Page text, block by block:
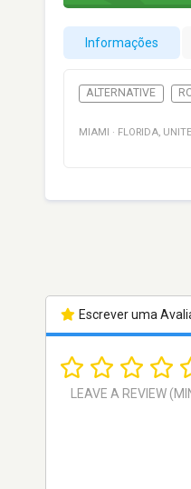
Informações
ALTERNATIVE
MIAMI · FLORIDA,
Escrever uma